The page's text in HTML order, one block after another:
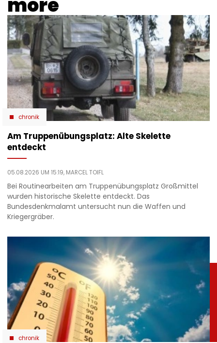
more
chronik
Am Truppenübungsplatz: Alte Skelette
entdeckt
05.08.2026 UM 15:19, MARCEL TOIFL
Bei Routinearbeiten am Truppenübungsplatz Großmittel
wurden historische Skelette entdeckt. Das
Bundesdenkmalamt untersucht nun die Waffen und
Kriegergräber.
chronik